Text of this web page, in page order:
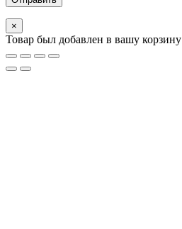
×
Товар был добавлен в вашу корзину